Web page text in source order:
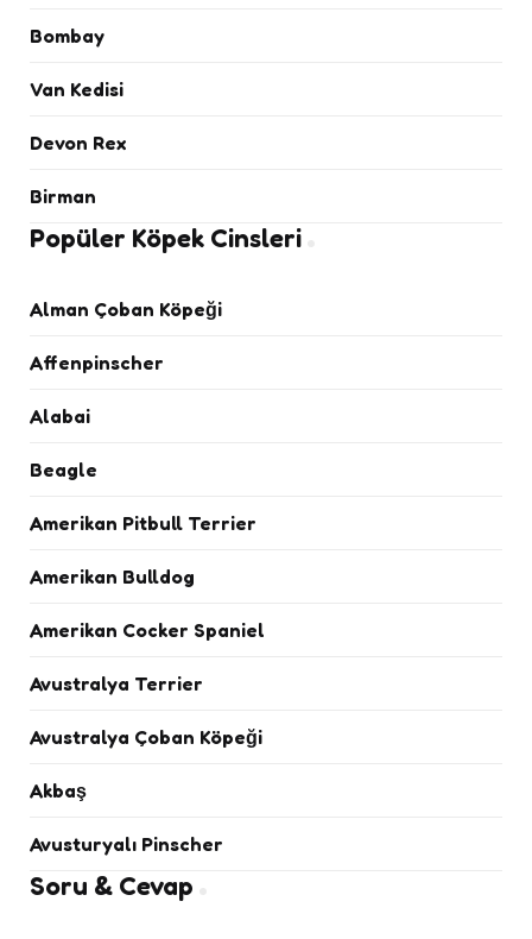
Bombay
Van Kedisi
Devon Rex
Birman
Popüler Köpek Cinsleri
Alman Çoban Köpeği
Affenpinscher
Alabai
Beagle
Amerikan Pitbull Terrier
Amerikan Bulldog
Amerikan Cocker Spaniel
Avustralya Terrier
Avustralya Çoban Köpeği
Akbaş
Avusturyalı Pinscher
Soru & Cevap